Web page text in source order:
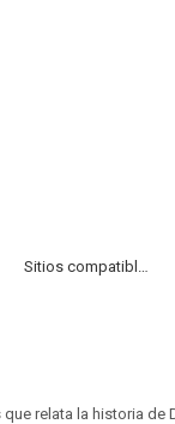
Sitios compatibles
que relata la historia de